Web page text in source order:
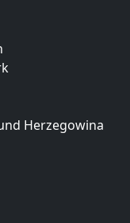
Herzegowina